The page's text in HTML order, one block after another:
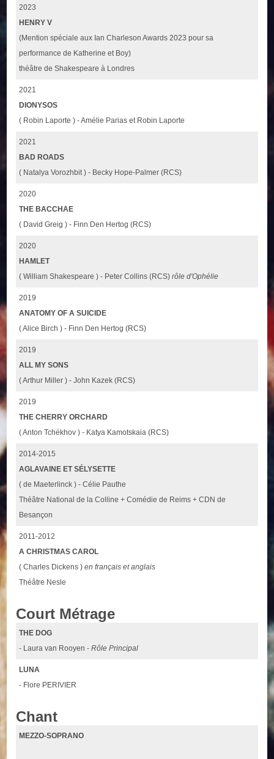
2023
HENRY V
(Mention spéciale aux Ian Charleson Awards 2023 pour sa
performance de Katherine et Boy)
théâtre de Shakespeare à Londres
2021
DIONYSOS
( Robin Laporte ) - Amélie Parias et Robin Laporte
2021
BAD ROADS
( Natalya Vorozhbit ) - Becky Hope-Palmer (RCS)
2020
THE BACCHAE
( David Greig ) - Finn Den Hertog (RCS)
2020
HAMLET
( William Shakespeare ) - Peter Collins (RCS)rôle d'Ophélie
2019
ANATOMY OF A SUICIDE
( Alice Birch ) - Finn Den Hertog (RCS)
2019
ALL MY SONS
( Arthur Miller ) - John Kazek (RCS)
2019
THE CHERRY ORCHARD
( Anton Tchékhov ) - Katya Kamotskaia (RCS)
2014-2015
AGLAVAINE ET SÉLYSETTE
( de Maeterlinck ) - Célie Pauthe
Théâtre National de la Colline + Comédie de Reims + CDN de
Besançon
2011-2012
A CHRISTMAS CAROL
( Charles Dickens )en français et anglais
Théâtre Nesle
Court Métrage
THE DOG
- Laura van Rooyen -Rôle Principal
LUNA
- Flore PERIVIER
Chant
MEZZO-SOPRANO